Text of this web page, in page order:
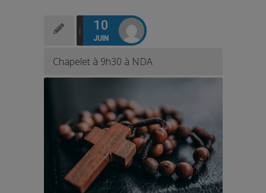
10
JUIN
Chapelet à 9h30 à NDA